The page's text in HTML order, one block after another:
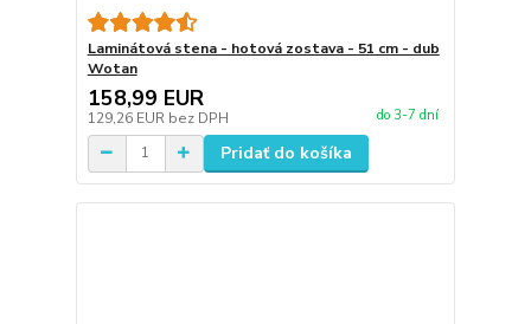
Laminátová stena - hotová zostava - 51 cm - dub
Wotan
158,99 EUR
129,26 EUR bez DPH do 3-7 dní
Pridať do košíka